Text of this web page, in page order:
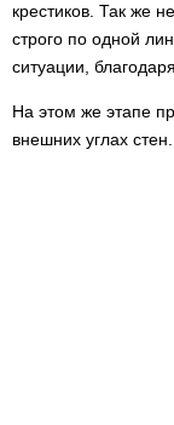
крестиков. Так же
строго по одной
ситуации,
На этом же этапе
внешних углах стен.